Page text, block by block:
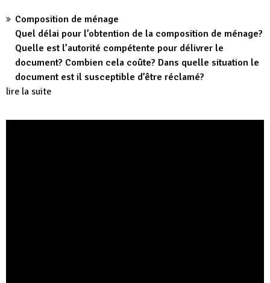
Composition de ménage
Quel délai pour l’obtention de la composition de ménage?
Quelle est l’autorité compétente pour délivrer le
document? Combien cela coûte? Dans quelle situation le
document est il susceptible d’être réclamé?
lire la suite